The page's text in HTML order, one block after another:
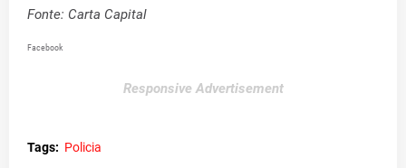
Fonte: Carta Capital
Facebook
Responsive Advertisement
Tags: Policia